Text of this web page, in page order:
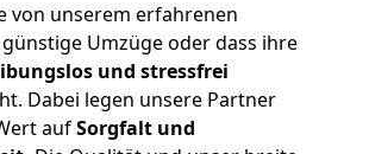
von unserem erfahrenen
Umzüge oder dass ihre
und stressfrei
Dabei legen unsere Partner
aufSorgfalt und